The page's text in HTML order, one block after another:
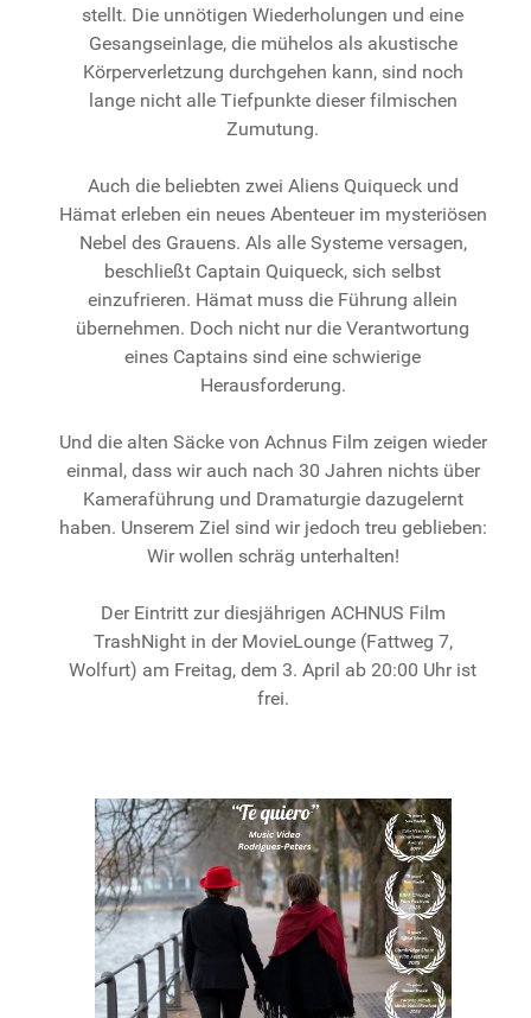
stellt. Die unnötigen Wiederholungen und eine
Gesangseinlage, die mühelos als akustische
Körperverletzung durchgehen kann, sind noch
lange nicht alle Tiefpunkte dieser filmischen
Zumutung.
Auch die beliebten zwei Aliens Quiqueck und
Hämat erleben ein neues Abenteuer im mysteriösen
Nebel des Grauens. Als alle Systeme versagen,
beschließt Captain Quiqueck, sich selbst
einzufrieren. Hämat muss die Führung allein
übernehmen. Doch nicht nur die Verantwortung
eines Captains sind eine schwierige
Herausforderung.
Und die alten Säcke von Achnus Film zeigen wieder
einmal, dass wir auch nach 30 Jahren nichts über
Kameraführung und Dramaturgie dazugelernt
haben. Unserem Ziel sind wir jedoch treu geblieben:
Wir wollen schräg unterhalten!
Der Eintritt zur diesjährigen ACHNUS Film
TrashNight in der MovieLounge (Fattweg 7,
Wolfurt) am Freitag, dem 3. April ab 20:00 Uhr ist
frei.